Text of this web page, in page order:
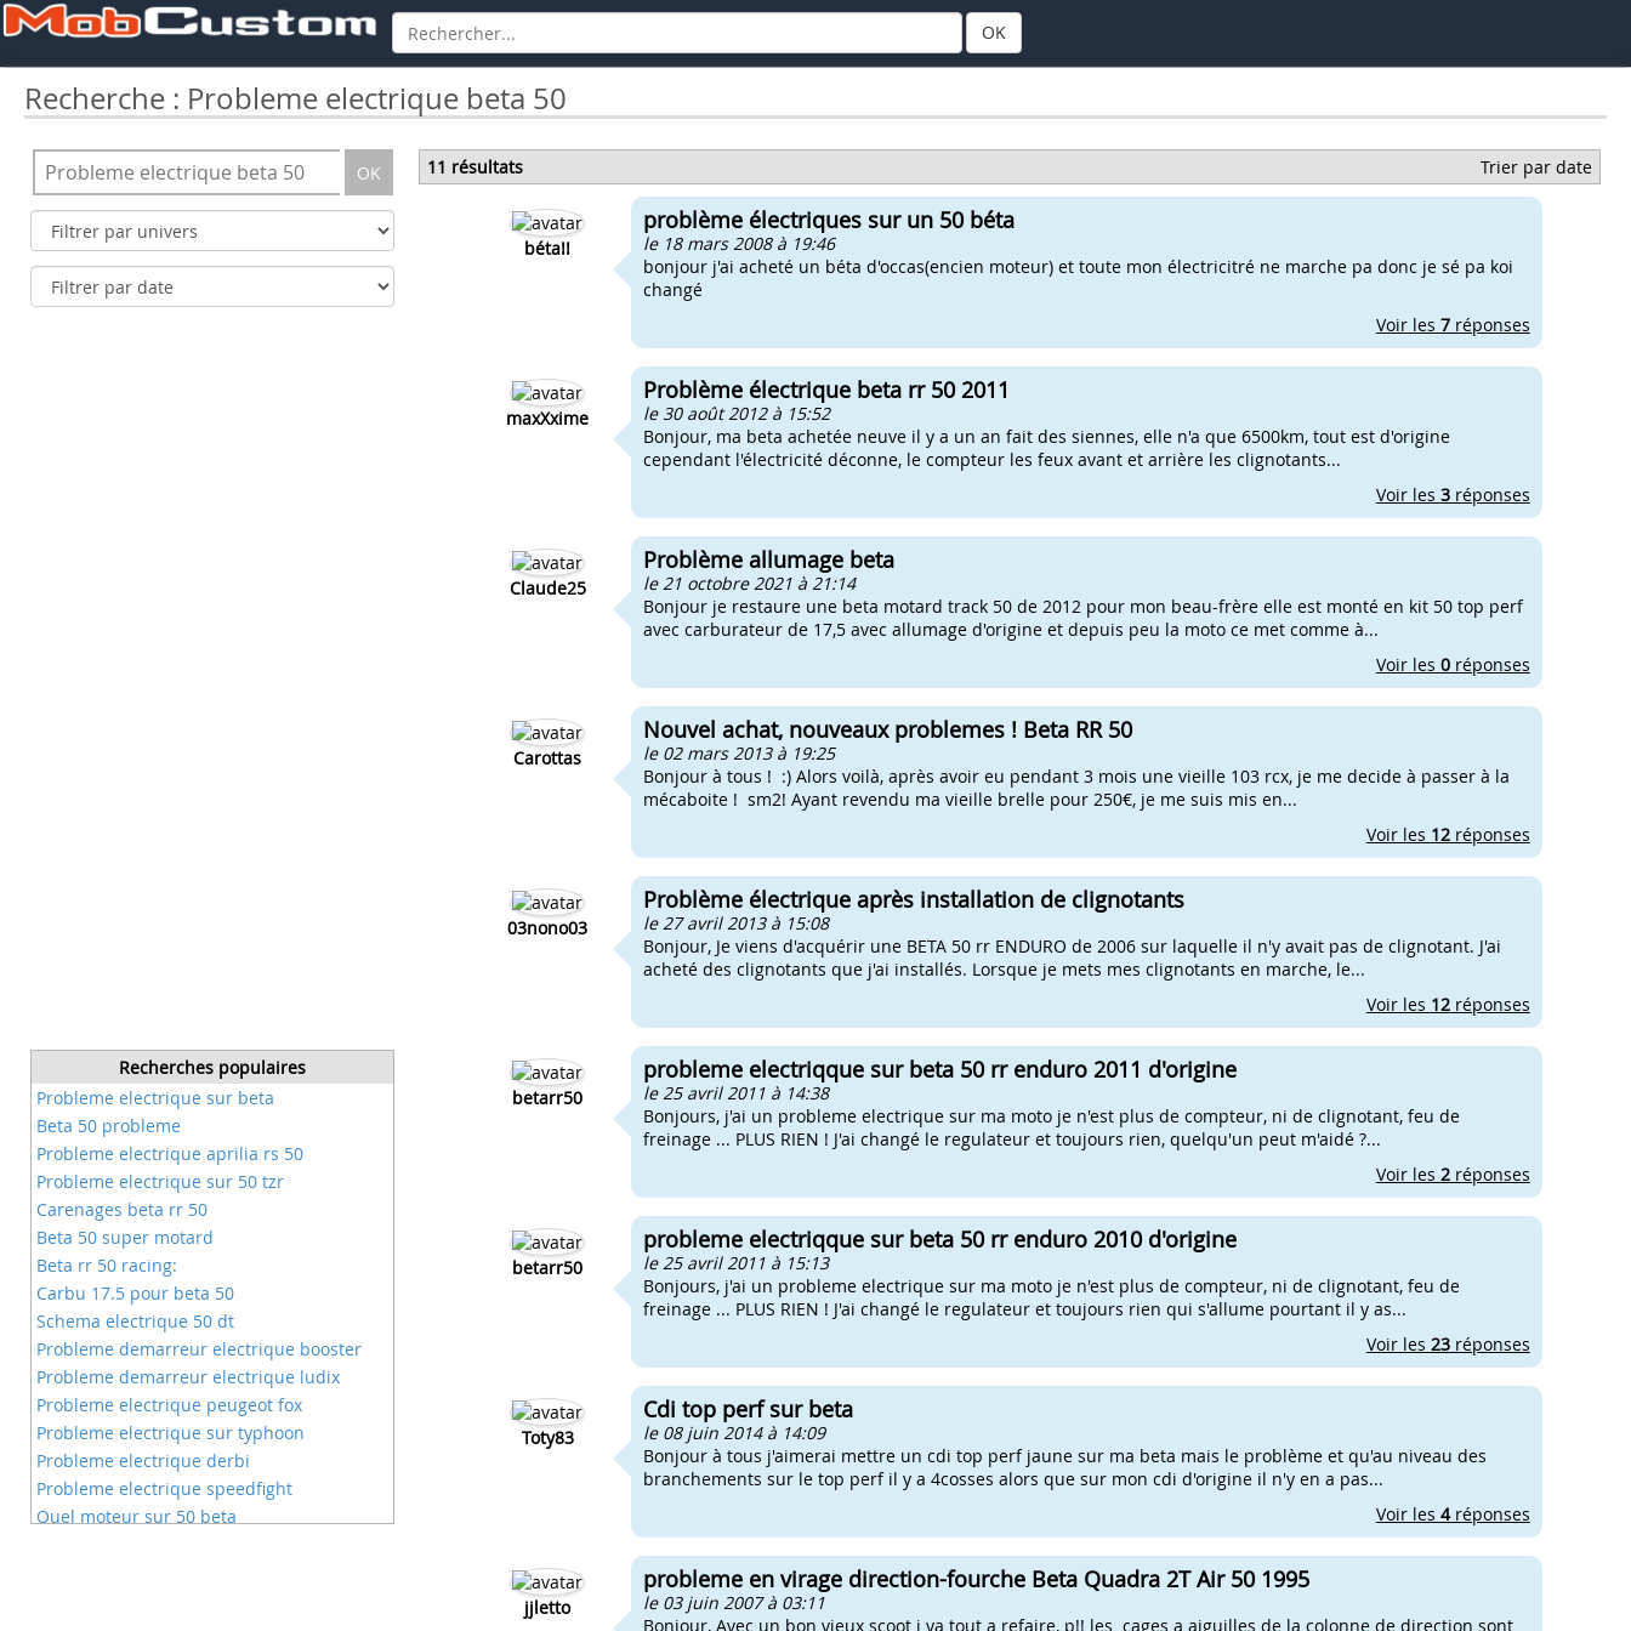
OK
Recherche : Probleme electrique beta 50
OK
Recherches populaires
Probleme electrique sur beta
Beta 50 probleme
Probleme electrique aprilia rs 50
Probleme electrique sur 50 tzr
Carenages beta rr 50
Beta 50 super motard
Beta rr 50 racing:
Carbu 17.5 pour beta 50
Schema electrique 50 dt
Probleme demarreur electrique booster
Probleme demarreur electrique ludix
Probleme electrique peugeot fox
Probleme electrique sur typhoon
Probleme electrique derbi
Probleme electrique speedfight
Quel moteur sur 50 beta
11 résultats Trier par date
béta!!
problème électriques sur un 50 béta
le 18 mars 2008 à 19:46
bonjour j'ai acheté un béta d'occas(encien moteur) et toute mon électricitré ne marche pa donc je sé pa koi
changé
Voir les 7réponses
maxXxime
Problème électrique beta rr 50 2011
le 30 août 2012 à 15:52
Bonjour, ma beta achetée neuve il y a un an fait des siennes, elle n'a que 6500km, tout est d'origine
cependant l'électricité déconne, le compteur les feux avant et arrière les clignotants...
Voir les 3réponses
Claude25
Problème allumage beta
le 21 octobre 2021 à 21:14
Bonjour je restaure une beta motard track 50 de 2012 pour mon beau-frère elle est monté en kit 50 top perf
avec carburateur de 17,5 avec allumage d'origine et depuis peu la moto ce met comme à...
Voir les 0réponses
Carottas
Nouvel achat, nouveaux problemes ! Beta RR 50
le 02 mars 2013 à 19:25
Bonjour à tous ! :) Alors voilà, après avoir eu pendant 3 mois une vieille 103 rcx, je me decide à passer à la
mécaboite ! sm2! Ayant revendu ma vieille brelle pour 250€, je me suis mis en...
Voir les 12réponses
03nono03
Problème électrique après installation de clignotants
le 27 avril 2013 à 15:08
Bonjour, Je viens d'acquérir une BETA 50 rr ENDURO de 2006 sur laquelle il n'y avait pas de clignotant. J'ai
acheté des clignotants que j'ai installés. Lorsque je mets mes clignotants en marche, le...
Voir les 12réponses
betarr50
probleme electriqque sur beta 50 rr enduro 2011 d'origine
le 25 avril 2011 à 14:38
Bonjours, j'ai un probleme electrique sur ma moto je n'est plus de compteur, ni de clignotant, feu de
freinage ... PLUS RIEN ! J'ai changé le regulateur et toujours rien, quelqu'un peut m'aidé ?...
Voir les 2réponses
betarr50
probleme electriqque sur beta 50 rr enduro 2010 d'origine
le 25 avril 2011 à 15:13
Bonjours, j'ai un probleme electrique sur ma moto je n'est plus de compteur, ni de clignotant, feu de
freinage ... PLUS RIEN ! J'ai changé le regulateur et toujours rien qui s'allume pourtant il y as...
Voir les 23réponses
Toty83
Cdi top perf sur beta
le 08 juin 2014 à 14:09
Bonjour à tous j'aimerai mettre un cdi top perf jaune sur ma beta mais le problème et qu'au niveau des
branchements sur le top perf il y a 4cosses alors que sur mon cdi d'origine il n'y en a pas...
Voir les 4réponses
jjletto
probleme en virage direction-fourche Beta Quadra 2T Air 50 1995
le 03 juin 2007 à 03:11
Bonjour, Avec un bon vieux scoot i ya tout a refaire, p!! les cages a aiguilles de la colonne de direction sont